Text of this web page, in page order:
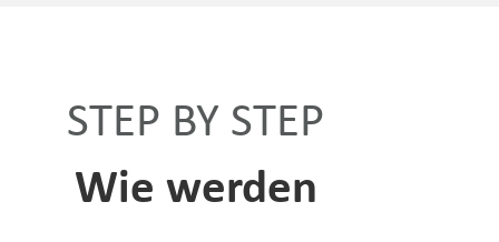
STEP BY STEP
Wie werden